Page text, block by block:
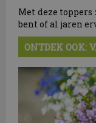
Met deze
bent of al jaren
ONTDEK OOK: